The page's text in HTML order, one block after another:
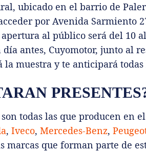
ubicado en el barrio de
por Avenida Sarmiento
al público será del 10
día antes, Cuyomotor, junto al
la muestra y te anticipará todas
todas las que producen en
, Iveco, Mercedes-Benz,
marcas que forman parte de